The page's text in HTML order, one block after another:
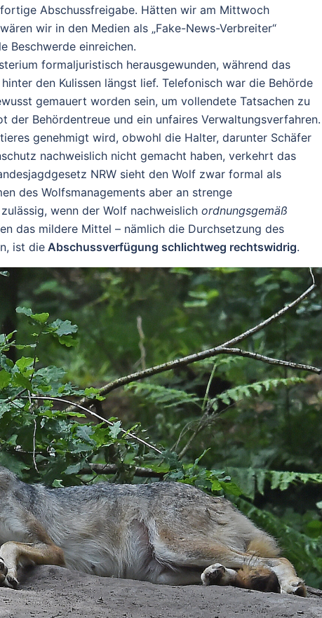
Abschussfreigabe. Hätten wir am Mittwoch
wir in den Medien als „Fake-News-Verbreiter“
Beschwerde einreichen.
formaljuristisch herausgewunden, während das
den Kulissen längst lief. Telefonisch war die Behörde
gemauert worden sein, um vollendete Tatsachen zu
der Behördentreue und ein unfaires Verwaltungsverfahren.
genehmigt wird, obwohl die Halter, darunter Schäfer
nachweislich nicht gemacht haben, verkehrt das
NRW sieht den Wolf zwar formal als
des Wolfsmanagements aber an strenge
wenn der Wolf nachweislich ordnungsgemäß
das mildere Mittel – nämlich die Durchsetzung des
ist die Abschussverfügung schlichtweg rechtswidrig.